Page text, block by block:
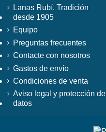
Lanas Rubí. Tradición
desde 1905
Equipo
Preguntas frecuentes
Contacte con nosotros
Gastos de envío
Condiciones de venta
Aviso legal y protección de
datos